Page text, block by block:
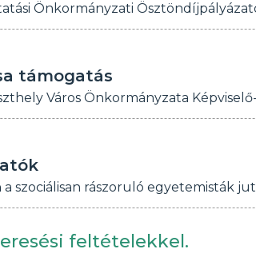
Önkormányzati
támogatás
Város Önkormányzata
szociálisan rászoruló egyetemisták
feltételekkel.